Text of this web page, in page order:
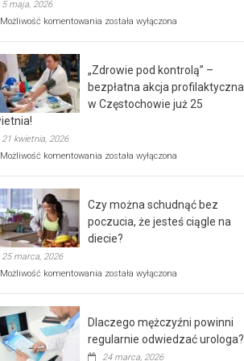
5 maja, 2026
Możliwość komentowania Rusza
rehabilitacji
dla
seniorów!
została wyłączona
„Zdrowie pod kontrolą” –
bezpłatna akcja profilaktyczna
w Częstochowie już 25
21 kwietnia, 2026
Możliwość komentowania „Zdrowie
bezpłatna
akcja
profilaktyczna
w
już
kwietnia!
została wyłączona
Czy można schudnąć bez
poczucia, że jesteś ciągle na
diecie?
25 marca, 2026
Możliwość komentowania Czy
poczucia,
że
została wyłączona
Dlaczego mężczyźni powinni
regularnie odwiedzać urologa?
24 marca, 2026